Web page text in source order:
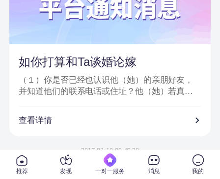
录一个钓鱼网站进行汇款；
4、虚假信息为避免系统筛查及一般由大量符号或
如你打算和Ta谈婚论嫁
（１）你是否已经也认识他（她）的亲朋好友，
并知道他们的联系电话或住址？他（她）若真心
私人社交圈子。
信他（她）真的在那里从事着他（她）所说的工
作？
查看详情
2017-02-10 09:46:30
推荐 发现 一对一服务 消息 我的